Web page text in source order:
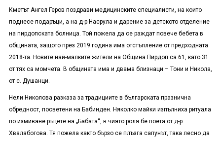
Кметът Ангел Геров поздрави медицинските специалисти, на които
поднесе подаръци, а на д-р Насрула и дарение за детското отделение
на пирдопската болница. Той пожела да се раждат повече бебета в
общината, защото през 2019 година има отстъпление от предходната
2018-та. Новите най-малките жители на Община Пирдоп са 61, като 31
от тях са момчета. В общината има и двама близнаци – Тони и Никола,
от с. Душанци.
Нели Николова разказа за традициите в българската празнична
обредност, посветени на Бабинден. Няколко майки изпълниха ритуала
по измиване ръцете на „Бабата“, в чиято роля бе поета от д-р
Хвалабогова. Тя пожела както бързо се плъзга сапунът, така лесно да